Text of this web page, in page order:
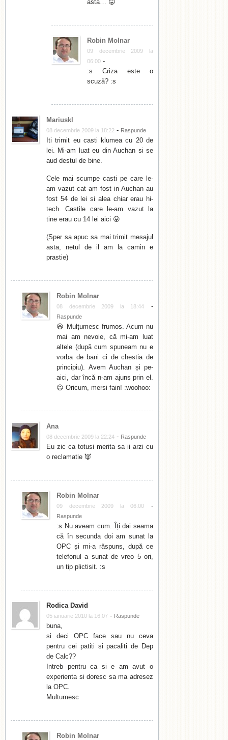
asta… 😛
Robin Molnar
09 decembrie 2009 la
06:00 -
:s Criza este o
scuză? :s
Mariuskl
08 decembrie 2009 la 18:22 - Raspunde
Iti trimit eu casti klumea cu 20 de
lei. Mi-am luat eu din Auchan si se
aud destul de bine.
Cele mai scumpe casti pe care le-
am vazut cat am fost in Auchan au
fost 54 de lei si alea chiar erau hi-
tech. Castile care le-am vazut la
tine erau cu 14 lei aici 😛
(Sper sa apuc sa mai trimit mesajul
asta, netul de il am la camin e
prastie)
Robin Molnar
08 decembrie 2009 la 18:44 -
Raspunde
😆 Mulțumesc frumos. Acum nu
mai am nevoie, că mi-am luat
altele (după cum spuneam nu e
vorba de bani ci de chestia de
principiu). Avem Auchan și pe-
aici, dar încă n-am ajuns prin el.
😉 Oricum, mersi fain! :woohoo:
Ana
08 decembrie 2009 la 22:24 - Raspunde
Eu zic ca totusi merita sa ii arzi cu
o reclamatie 👿
Robin Molnar
09 decembrie 2009 la 06:00 -
Raspunde
:s Nu aveam cum. Îți dai seama
că în secunda doi am sunat la
OPC și mi-a răspuns, după ce
telefonul a sunat de vreo 5 ori,
un tip plictisit. :s
Rodica David
05 ianuarie 2010 la 16:07 - Raspunde
buna,
si deci OPC face sau nu ceva
pentru cei patiti si pacaliti de Dep
de Calc??
Intreb pentru ca si e am avut o
experienta si doresc sa ma adresez
la OPC.
Multumesc
Robin Molnar